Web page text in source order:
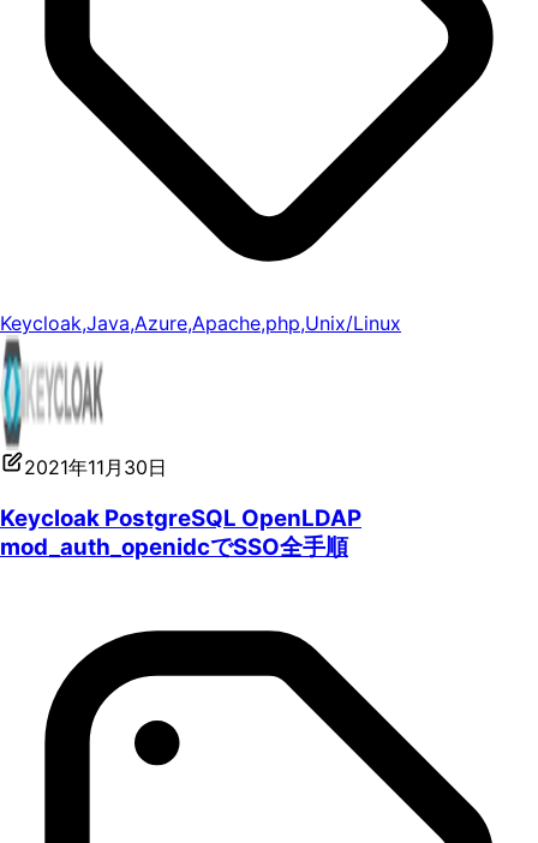
Keycloak,Java,Azure,Apache,php,Unix/Linux
2021年11月30日
Keycloak PostgreSQL OpenLDAP
mod_auth_openidcでSSO全手順